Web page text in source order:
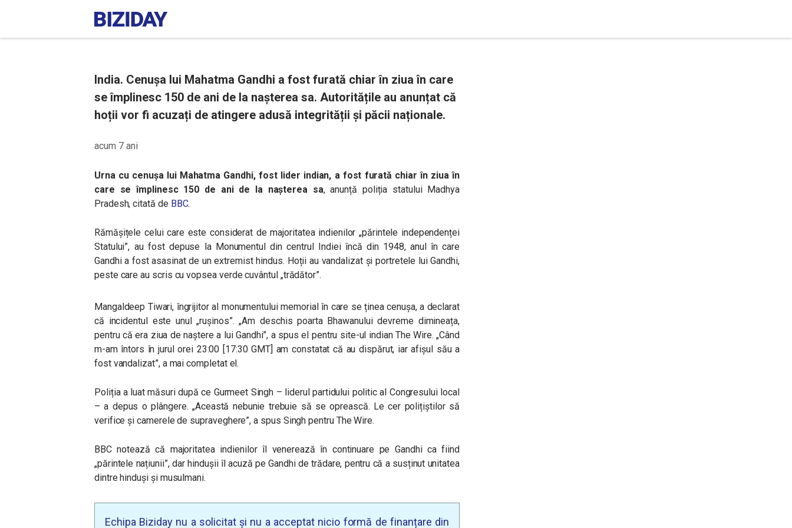
India. Cenușa lui Mahatma Gandhi a fost furată chiar în ziua în care
se împlinesc 150 de ani de la nașterea sa. Autoritățile au anunțat că
hoții vor fi acuzați de atingere adusă integrității și păcii naționale.
acum 7 ani
Urna cu cenușa lui Mahatma Gandhi, fost lider indian, a fost furată chiar în ziua în
care se împlinesc 150 de ani de la nașterea sa, anunță poliția statului Madhya
Pradesh, citată deBBC.
Rămășițele celui care este considerat de majoritatea indienilor „părintele independenței
Statului”, au fost depuse la Monumentul din centrul Indiei încă din 1948, anul în care
Gandhi a fost asasinat de un extremist hindus. Hoții au vandalizat și portretele lui Gandhi,
peste care au scris cu vopsea verde cuvântul „trădător”.
Mangaldeep Tiwari, îngrijitor al monumentului memorial în care se ținea cenușa, a declarat
că incidentul este unul „rușinos”. „Am deschis poarta Bhawanului devreme dimineața,
pentru că era ziua de naștere a lui Gandhi”, a spus el pentru site-ul indian The Wire. „Când
m-am întors în jurul orei 23:00 [17:30 GMT] am constatat că au dispărut, iar afișul său a
fost vandalizat”, a mai completat el.
Poliția a luat măsuri după ce Gurmeet Singh – liderul partidului politic al Congresului local
– a depus o plângere. „Această nebunie trebuie să se oprească. Le cer polițiștilor să
verifice și camerele de supraveghere”, a spus Singh pentru The Wire.
BBC notează că majoritatea indienilor îl venerează în continuare pe Gandhi ca fiind
„părintele națiunii”, dar hindușii îl acuză pe Gandhi de trădare, pentru că a susținut unitatea
dintre hinduși și musulmani.
Echipa Biziday nu a solicitat și nu a acceptat nicio formă de finanțare din